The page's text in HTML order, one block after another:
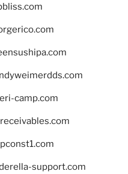
camp.com
support.com